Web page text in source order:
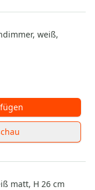
weiß,
matt, H 26 cm